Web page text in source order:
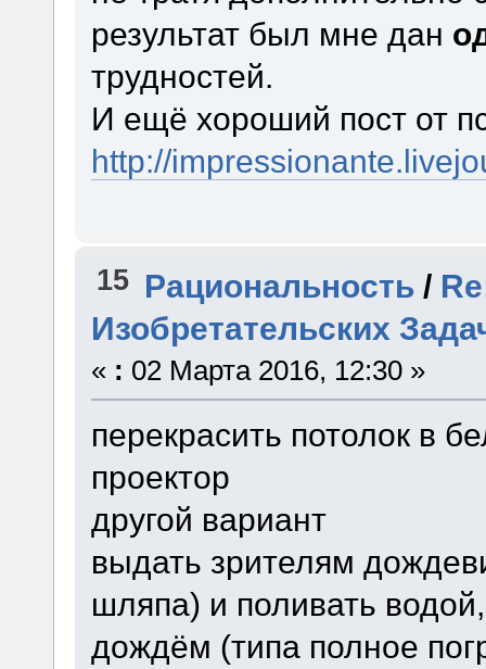
результат был мне дан
трудностей.
И ещё хороший пост от
http://
15 Рациональность /
Изобретательских
« : 02 Марта 2016, 12:30 »
перекрасить потолок в
проектор
другой вариант
выдать зрителям
шляпа) и поливать
дождём (типа полное